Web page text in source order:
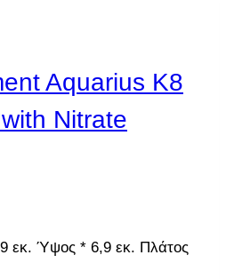
Aquarius K8
Nitrate
εκ. Ύψος * 6,9 εκ. Πλάτος